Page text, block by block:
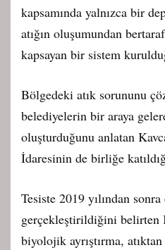
kapsamında yalnızca bir
atığın oluşumundan
kapsayan bir sistem
Bölgedeki atık sorununu
belediyelerin bir araya
oluşturduğunu anlatan
İdaresinin de birliğe
Tesiste 2019 yılından
gerçekleştirildiğini belirten
biyolojik ayrıştırma,